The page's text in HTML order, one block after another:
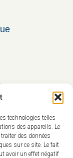
technologies telles
des appareils. Le
des données
sur ce site. Le fait
avoir un effet négatif
: